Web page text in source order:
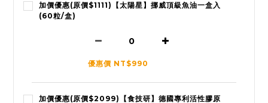
加價優惠(原價$1111)【太陽星】挪威頂級魚油一盒入
(60粒/盒)
優惠價 NT$990
加價優惠(原價$2099)【食技研】德國專利活性膠原